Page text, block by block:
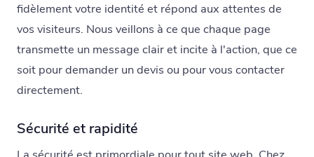
fidèlement votre identité et répond aux attentes de
vos visiteurs. Nous veillons à ce que chaque page
transmette un message clair et incite à l'action, que ce
soit pour demander un devis ou pour vous contacter
directement.
Sécurité et rapidité